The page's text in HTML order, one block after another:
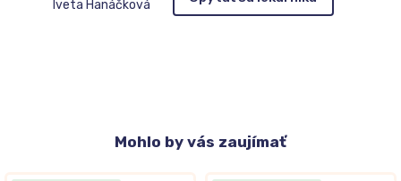
Iveta Hanáčková
Mohlo by vás zaujímať